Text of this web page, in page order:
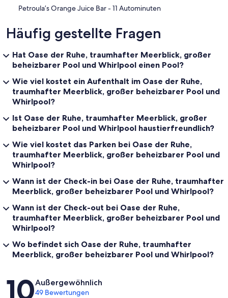
‪Petroula’s Orange Juice Bar - ‬11 Autominuten
Häufig gestellte Fragen
Hat Oase der Ruhe, traumhafter Meerblick, großer
beheizbarer Pool und Whirlpool einen Pool?
Wie viel kostet ein Aufenthalt im Oase der Ruhe,
traumhafter Meerblick, großer beheizbarer Pool und
Whirlpool?
Ist Oase der Ruhe, traumhafter Meerblick, großer
beheizbarer Pool und Whirlpool haustierfreundlich?
Wie viel kostet das Parken bei Oase der Ruhe,
traumhafter Meerblick, großer beheizbarer Pool und
Whirlpool?
Wann ist der Check-in bei Oase der Ruhe, traumhafter
Meerblick, großer beheizbarer Pool und Whirlpool?
Wann ist der Check-out bei Oase der Ruhe,
traumhafter Meerblick, großer beheizbarer Pool und
Whirlpool?
Wo befindet sich Oase der Ruhe, traumhafter
Meerblick, großer beheizbarer Pool und Whirlpool?
Bewertungen
10Außergewöhnlich
49 Bewertungen